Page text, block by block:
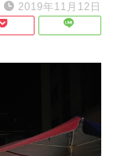
2019年11月12日